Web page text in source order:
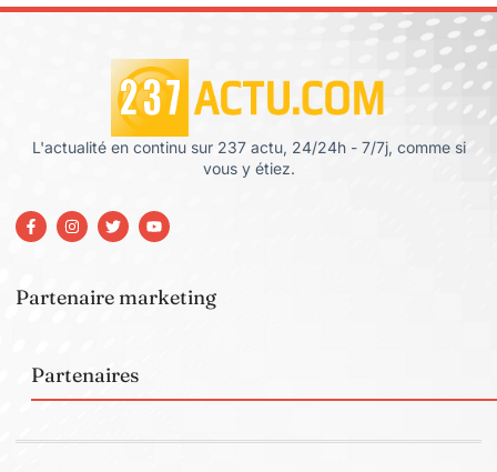
L'actualité en continu sur 237 actu, 24/24h - 7/7j, comme si
vous y étiez.
Partenaire marketing
Partenaires